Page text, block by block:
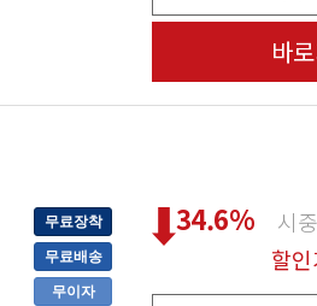
바
무료장착
무료배송
무이자
34.6% 시
할